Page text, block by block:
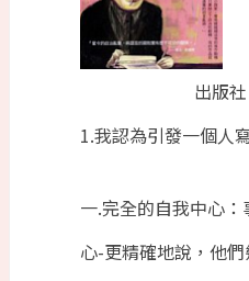
出版
1.我認為引發一個人
一.完全的自我中心
心-更精確地說，他